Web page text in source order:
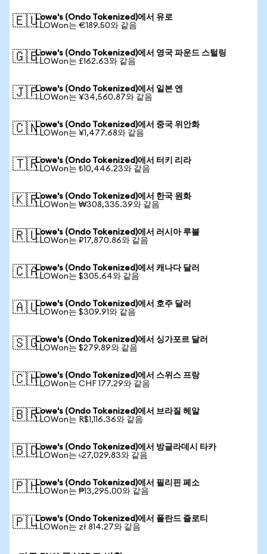
🇪🇺Lowe's (Ondo Tokenized)에서 유로
1 LOWon는 €189.50와 같음
🇬🇧Lowe's (Ondo Tokenized)에서 영국 파운드 스털링
1 LOWon는 £162.63와 같음
🇯🇵Lowe's (Ondo Tokenized)에서 일본 엔
1 LOWon는 ¥34,560.87와 같음
🇨🇳Lowe's (Ondo Tokenized)에서 중국 위안화
1 LOWon는 ¥1,477.68와 같음
🇹🇷Lowe's (Ondo Tokenized)에서 터키 리라
1 LOWon는 ₺10,446.23와 같음
🇰🇷Lowe's (Ondo Tokenized)에서 한국 원화
1 LOWon는 ₩308,335.39와 같음
🇷🇺Lowe's (Ondo Tokenized)에서 러시아 루블
1 LOWon는 ₽17,870.86와 같음
🇨🇦Lowe's (Ondo Tokenized)에서 캐나다 달러
1 LOWon는 $305.64와 같음
🇦🇺Lowe's (Ondo Tokenized)에서 호주 달러
1 LOWon는 $309.91와 같음
🇸🇬Lowe's (Ondo Tokenized)에서 싱가포르 달러
1 LOWon는 $279.89와 같음
🇨🇭Lowe's (Ondo Tokenized)에서 스위스 프랑
1 LOWon는 CHF 177.29와 같음
🇧🇷Lowe's (Ondo Tokenized)에서 브라질 헤알
1 LOWon는 R$1,116.36와 같음
🇧🇩Lowe's (Ondo Tokenized)에서 방글라데시 타카
1 LOWon는 ৳27,029.83와 같음
🇵🇭Lowe's (Ondo Tokenized)에서 필리핀 페소
1 LOWon는 ₱13,295.00와 같음
🇵🇱Lowe's (Ondo Tokenized)에서 폴란드 즐로티
1 LOWon는 zł 814.27와 같음